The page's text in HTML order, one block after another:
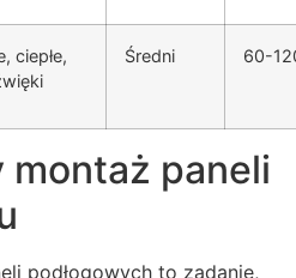
ciepłe,
Średni 60-
montaż paneli
podłogowych to zadanie,